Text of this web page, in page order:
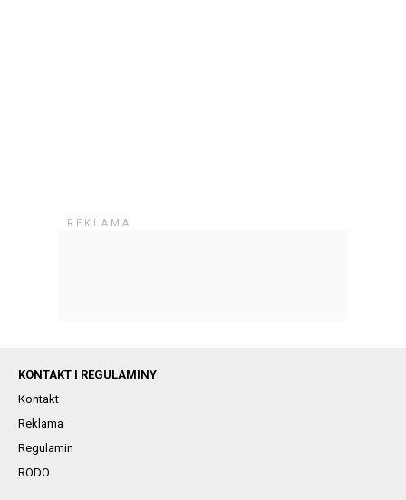
KONTAKT I REGULAMINY
Kontakt
Reklama
Regulamin
RODO